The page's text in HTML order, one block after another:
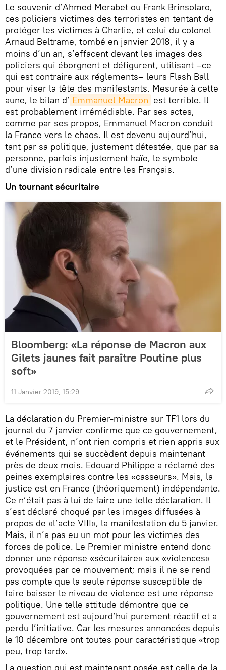
Le souvenir d’Ahmed Merabet ou Frank Brinsolaro,
ces policiers victimes des terroristes en tentant de
protéger les victimes à Charlie, et celui du colonel
Arnaud Beltrame, tombé en janvier 2018, il y a
moins d’un an, s’effacent devant les images des
policiers qui éborgnent et défigurent, utilisant –ce
qui est contraire aux réglements– leurs Flash Ball
pour viser la tête des manifestants. Mesurée à cette
aune, le bilan d’ Emmanuel Macron est terrible. Il
est probablement irrémédiable. Par ses actes,
comme par ses propos, Emmanuel Macron conduit
la France vers le chaos. Il est devenu aujourd’hui,
tant par sa politique, justement détestée, que par sa
personne, parfois injustement haïe, le symbole
d’une division radicale entre les Français.
Un tournant sécuritaire
Bloomberg: «La réponse de Macron aux
Gilets jaunes fait paraître Poutine plus
soft»
11 Janvier 2019, 15:29
La déclaration du Premier-ministre sur TF1 lors du
journal du 7 janvier confirme que ce gouvernement,
et le Président, n’ont rien compris et rien appris aux
événements qui se succèdent depuis maintenant
près de deux mois. Edouard Philippe a réclamé des
peines exemplaires contre les «casseurs». Mais, la
justice est en France (théoriquement) indépendante.
Ce n’était pas à lui de faire une telle déclaration. Il
s’est déclaré choqué par les images diffusées à
propos de «l’acte VIII», la manifestation du 5 janvier.
Mais, il n’a pas eu un mot pour les victimes des
forces de police. Le Premier ministre entend donc
donner une réponse «sécuritaire» aux «violences»
provoquées par ce mouvement; mais il ne se rend
pas compte que la seule réponse susceptible de
faire baisser le niveau de violence est une réponse
politique. Une telle attitude démontre que ce
gouvernement est aujourd’hui purement réactif et a
perdu l’initiative. Car les mesures annoncées depuis
le 10 décembre ont toutes pour caractéristique «trop
peu, trop tard».
La question qui est maintenant posée est celle de la